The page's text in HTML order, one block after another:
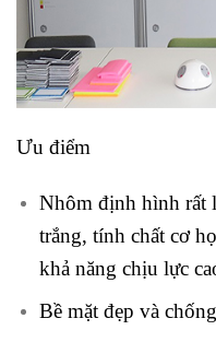
Ưu điểm
Nhôm định hình rất
trắng, tính chất cơ
khả năng chịu lực
Bề mặt đẹp và